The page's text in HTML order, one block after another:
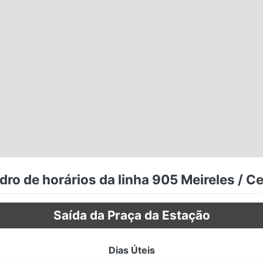
de horários da linha 905 Meireles /
Saída da Praça da Estação
Dias Úteis